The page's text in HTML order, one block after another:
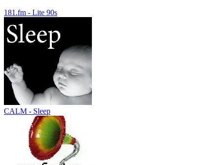
181.fm - Lite 90s
CALM - Sleep